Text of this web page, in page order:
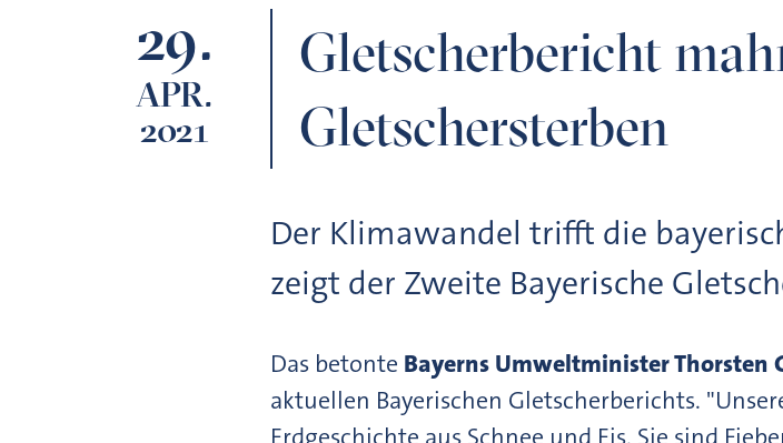
29.
APR.
2021
Gletscherbericht
Gletschersterben
Der Klimawandel trifft die
zeigt der Zweite Bayerische
Das betonte Bayerns Umweltminister Thorsten
aktuellen Bayerischen Gletscherberichts.